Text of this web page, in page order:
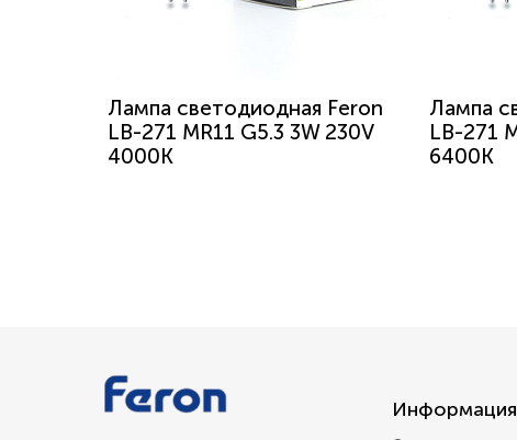
Лампа светодиодная Feron
LB-271 MR11 G5.3 3W 230V
4000K
Лампа
LB-271
6400K
Информация